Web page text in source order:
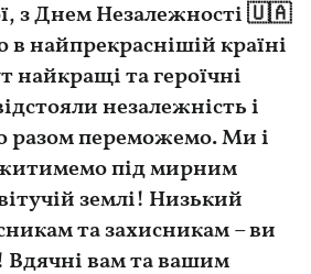
з Днем Незалежності 🇺🇦
найпрекраснішій країні
найкращі та героїчні
незалежність і
разом переможемо. Ми і
під мирним
землі! Низький
та захисникам – ви
Вдячні вам та вашим